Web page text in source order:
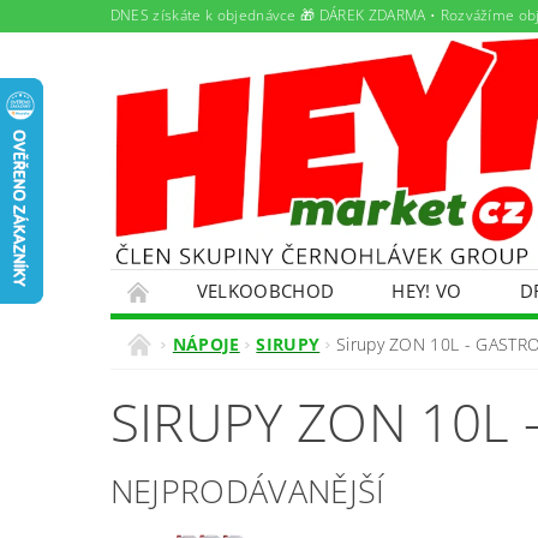
DNES získáte k objednávce 🎁 DÁREK ZDARMA • Rozvážíme
VELKOOBCHOD HEY! VO
PAMLSKY PRO DOMÁCÍ MAZLÍČKY
EKOKOM
OLEJOVÝ SERVIS
NÁPOJE SIRUPY Sirupy ZON 10L - GASTRO
SIRUPY ZON 10L
NEJPRODÁVANĚJŠÍ